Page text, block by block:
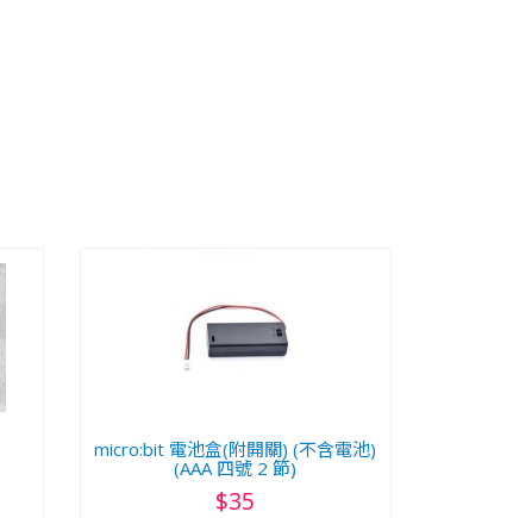
micro:bit 電池盒(附開關) (不含電池)
(AAA 四號 2 節)
$35